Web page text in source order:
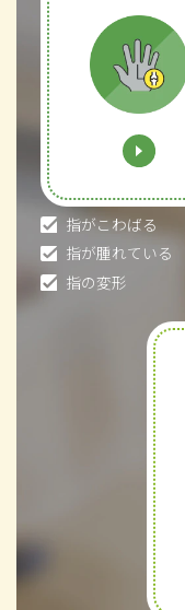
指がこわばる
指が腫れている
指の変形